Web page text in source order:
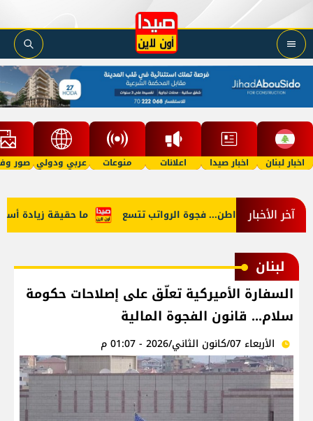
اخبار لبنان اخبار صيدا اعلانات منوعات عربي ودولي صور
آخر الأخبار ما حقيقة زيادة أسعار النائب والمواطن... فجوة الرواتب تتسع
لبنان
السفارة الأميركية تعلّق على إصلاحات حكومة
سلام... قانون الفجوة المالية
الأربعاء 07/كانون الثاني/2026 - 01:07 م